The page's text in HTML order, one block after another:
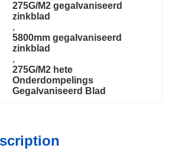
275G/M2 gegalvaniseerd
zinkblad
,
5800mm gegalvaniseerd
zinkblad
,
275G/M2 hete
Onderdompelings
Gegalvaniseerd Blad